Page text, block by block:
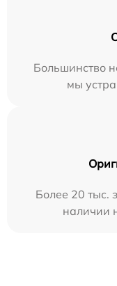
Большинство
мы
Более 20 тыс.
наличии